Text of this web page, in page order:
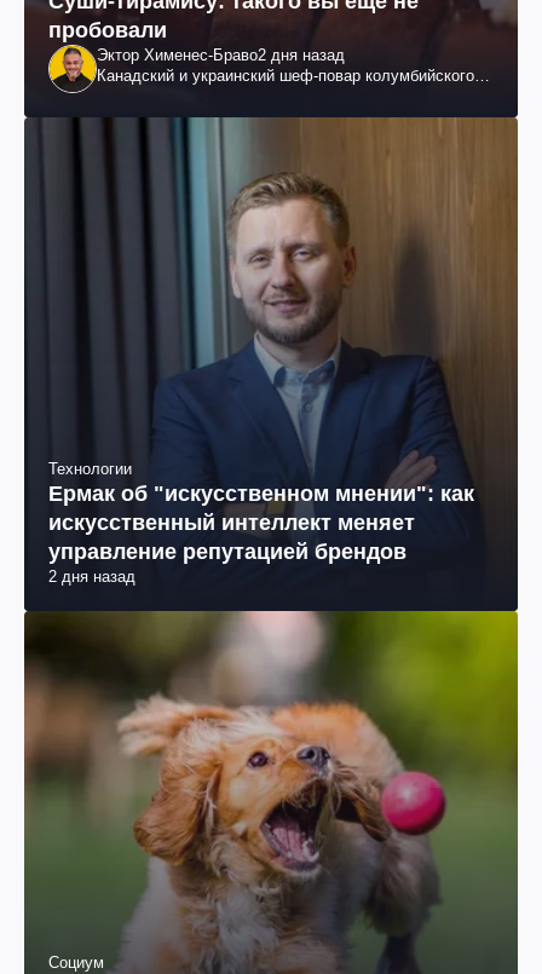
пробовали
Эктор Хименес-Браво2 дня назад
Канадский и украинский шеф-повар колумбийского
Технологии
Ермак об "искусственном мнении": как
искусственный интеллект меняет
управление репутацией брендов
2 дня назад
Социум